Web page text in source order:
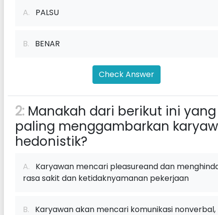
A. PALSU
B. BENAR
Check Answer
2: Manakah dari berikut ini yang
paling menggambarkan
hedonistik?
A. Karyawan mencari pleasureand dan
rasa sakit dan ketidaknyamanan pekerjaan
B. Karyawan akan mencari komunikasi nonverbal,